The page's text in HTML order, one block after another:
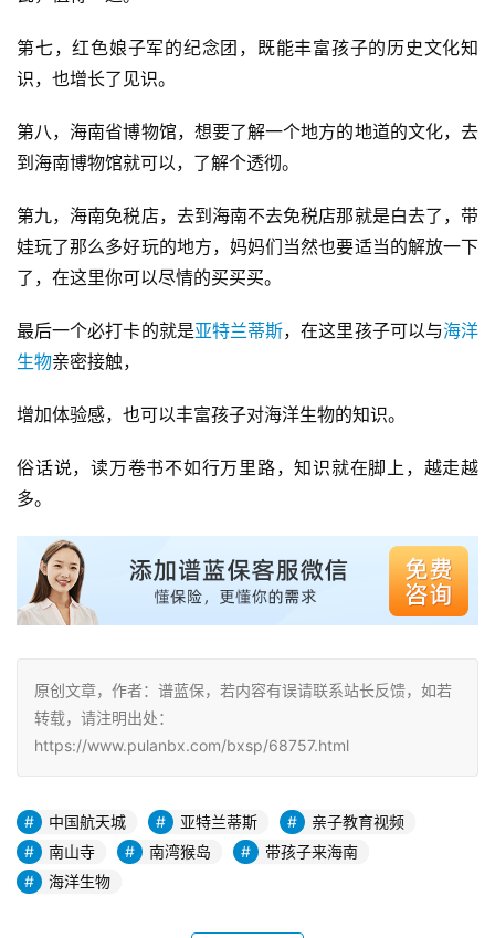
第七，红色娘子军的纪念团，既能丰富孩子的历史文化知
识，也增长了见识。
第八，海南省博物馆，想要了解一个地方的地道的文化，去
到海南博物馆就可以，了解个透彻。
第九，海南免税店，去到海南不去免税店那就是白去了，带
娃玩了那么多好玩的地方，妈妈们当然也要适当的解放一下
了，在这里你可以尽情的买买买。
最后一个必打卡的就是亚特兰蒂斯，在这里孩子可以与海洋
生物亲密接触，
增加体验感，也可以丰富孩子对海洋生物的知识。
俗话说，读万卷书不如行万里路，知识就在脚上，越走越
多。
原创文章，作者：谱蓝保，若内容有误请联系站长反馈，如若
转载，请注明出处：
https://www.pulanbx.com/bxsp/68757.html
中国航天城 亚特兰蒂斯
亲子教育视频
南山寺
南湾猴岛
带孩子来海南
海洋生物